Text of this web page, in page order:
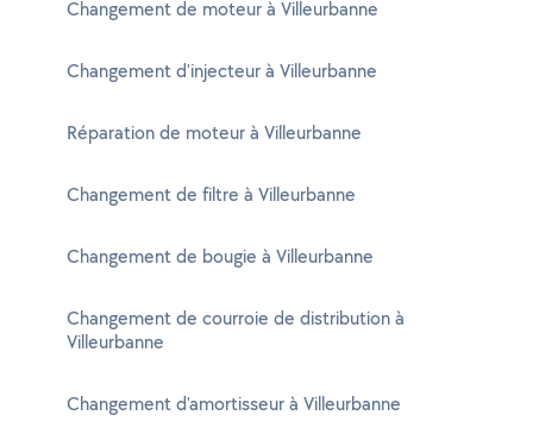
Changement de moteur à Villeurbanne
Changement d'injecteur à Villeurbanne
Réparation de moteur à Villeurbanne
Changement de filtre à Villeurbanne
Changement de bougie à Villeurbanne
Changement de courroie de distribution à
Villeurbanne
Changement d'amortisseur à Villeurbanne